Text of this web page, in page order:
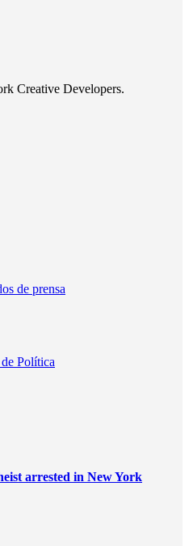
Creative Developers.
de prensa
Política
arrested in New York